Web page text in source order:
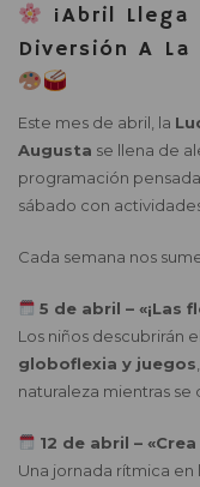
¡Abril
Diversión A
Este mes de abril, la
Augusta se llena de
programación
sábado con
Cada semana nos
5 de abril – «¡Las
Los niños descubrirán
globoflexia y juegos
naturaleza mientras se
12 de abril –
Una jornada rítmica